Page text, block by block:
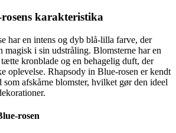
karakteristika
har en intens og dyb blå-lilla farve, der
i sin udstråling. Blomsterne har en
kronblade og en behagelig duft, der
oplevelse. Rhapsody in Blue-rosen er kendt
afskårne blomster, hvilket gør den ideel
rosen